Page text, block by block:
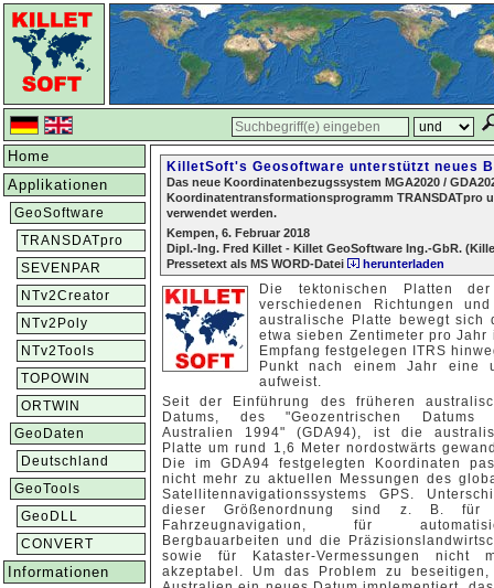
Home
Applikationen
GeoSoftware
TRANSDATpro
SEVENPAR
NTv2Creator
NTv2Poly
NTv2Tools
TOPOWIN
ORTWIN
GeoDaten
Deutschland
GeoTools
GeoDLL
CONVERT
Informationen
KilletSoft's Geosoftware unterstützt neues
Das neue Koordinatenbezugssystem MGA2020 /
Koordinatentransformationsprogramm TRANSDATpro
verwendet werden.
Kempen, 6. Februar 2018
Dipl.-Ing. Fred Killet - Killet GeoSoftware Ing.-GbR.
Pressetext als MS WORD-Datei
herunterladen
Die tektonischen Platten
verschiedenen Richtungen
australische Platte bewegt
etwa sieben Zentimeter pro
Empfang festgelegen ITRS
Punkt nach einem Jahr eine
aufweist.
Seit der Einführung des früheren
Datums, des "Geozentrischen Datums
Australien 1994" (GDA94), ist die
Platte um rund 1,6 Meter nordostwärts
Die im GDA94 festgelegten Koordinaten
nicht mehr zu aktuellen Messungen des
Satellitennavigationssystems GPS.
dieser Größenordnung sind z. B. für
Fahrzeugnavigation, für
Bergbauarbeiten und die
sowie für Kataster-Vermessungen nicht
akzeptabel. Um das Problem zu